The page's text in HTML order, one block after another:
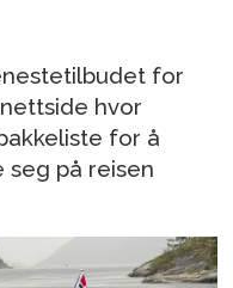
for
hvor
for å
på reisen